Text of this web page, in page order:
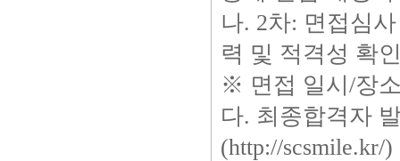
나. 2차: 면접심
력 및 적격성 확
※ 면접 일시/장
다. 최종합격자
(http://scsmile.kr/)